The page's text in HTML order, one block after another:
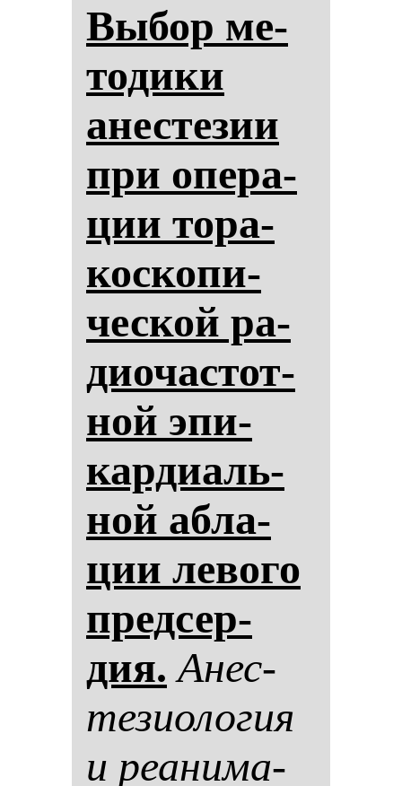
Вы­бор ме­
то­ди­ки
анес­те­зии
при опе­ра­
ции то­ра­
кос­ко­пи­
чес­кой ра­
ди­очас­тот­
ной эпи­
кар­ди­аль­
ной аб­ла­
ции ле­во­го
пред­сер­
дия. Анес­
те­зи­оло­гия
и ре­ани­ма­